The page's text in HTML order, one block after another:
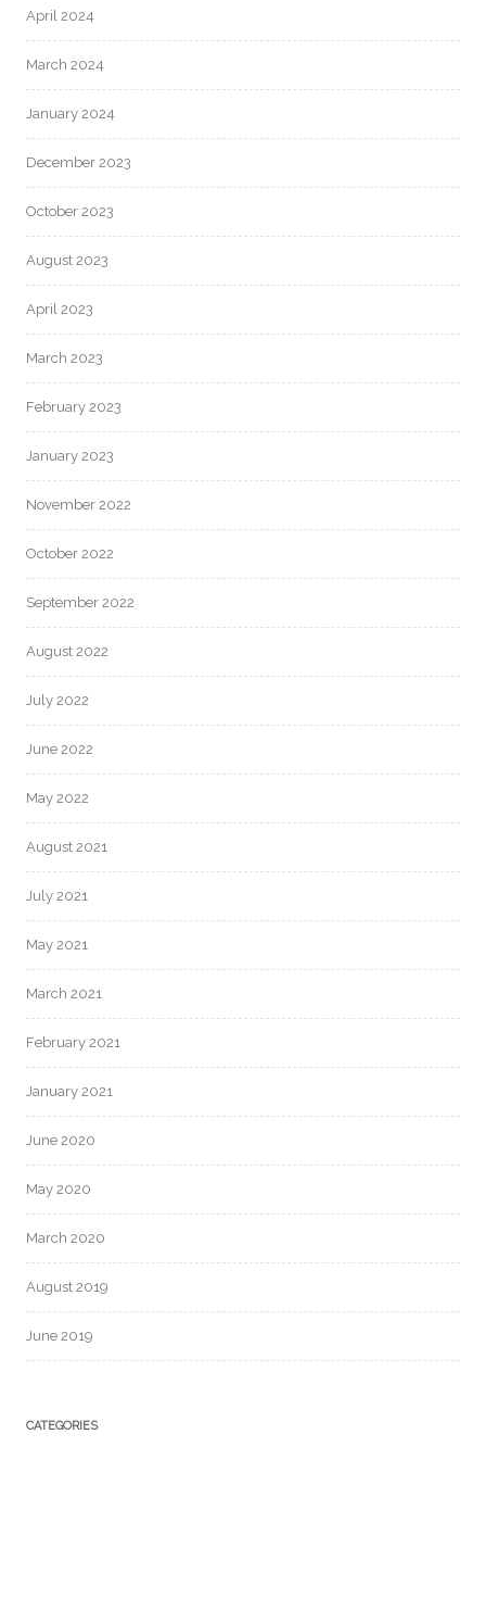
April 2024
March 2024
January 2024
December 2023
October 2023
August 2023
April 2023
March 2023
February 2023
January 2023
November 2022
October 2022
September 2022
August 2022
July 2022
June 2022
May 2022
August 2021
July 2021
May 2021
March 2021
February 2021
January 2021
June 2020
May 2020
March 2020
August 2019
June 2019
CATEGORIES